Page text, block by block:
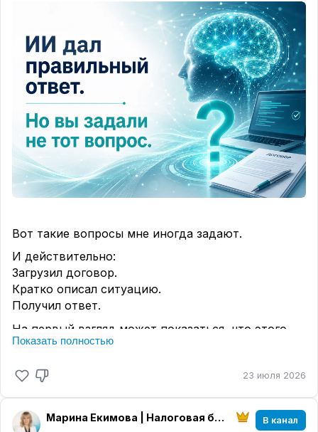
Вот такие вопросы мне иногда задают.
И действительно:
Загрузил договор.
Кратко описал ситуацию.
Получил ответ.
На первый взгляд может показаться, что этого
достаточно.
Но именно здесь большинство и совершает
ошибку.
Искусственный интеллект отвечает не на вашу
реальную ситуацию.
Показать полностью
23 июля 2026
Марина Екимова | Налоговая безопасность бизнеса В канал